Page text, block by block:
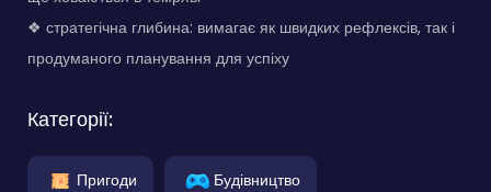
❖ стратегічна глибина: вимагає як швидких рефлексів, так і
продуманого планування для успіху
Категорії:
Пригоди Будівництво